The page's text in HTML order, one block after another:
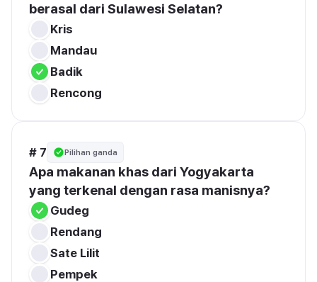
berasal dari Sulawesi Selatan?
Kris
Mandau
Badik
Rencong
# 7 Pilihan ganda
Apa makanan khas dari Yogyakarta
yang terkenal dengan rasa manisnya?
Gudeg
Rendang
Sate Lilit
Pempek